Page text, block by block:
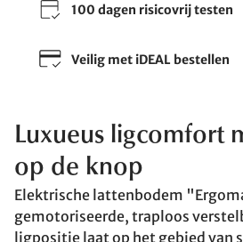
100 dagen risicovrij testen
Veilig met iDEAL bestellen
Luxueus ligcomfort
op de knop
Elektrische lattenbodem
gemotoriseerde, traploos
ligpositie laat op het gebied van